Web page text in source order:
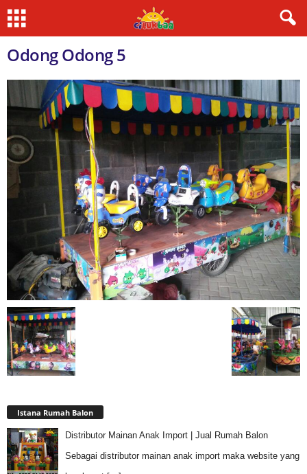
Odong Odong 5
Istana Rumah Balon
Distributor Mainan Anak Import | Jual Rumah Balon
Sebagai distributor mainan anak import maka website yang